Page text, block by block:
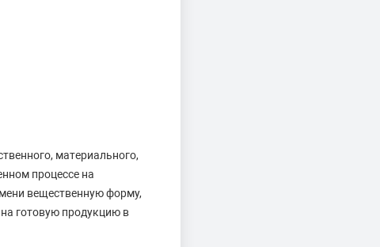
материального,
процессе на
вещественную форму,
готовую продукцию в